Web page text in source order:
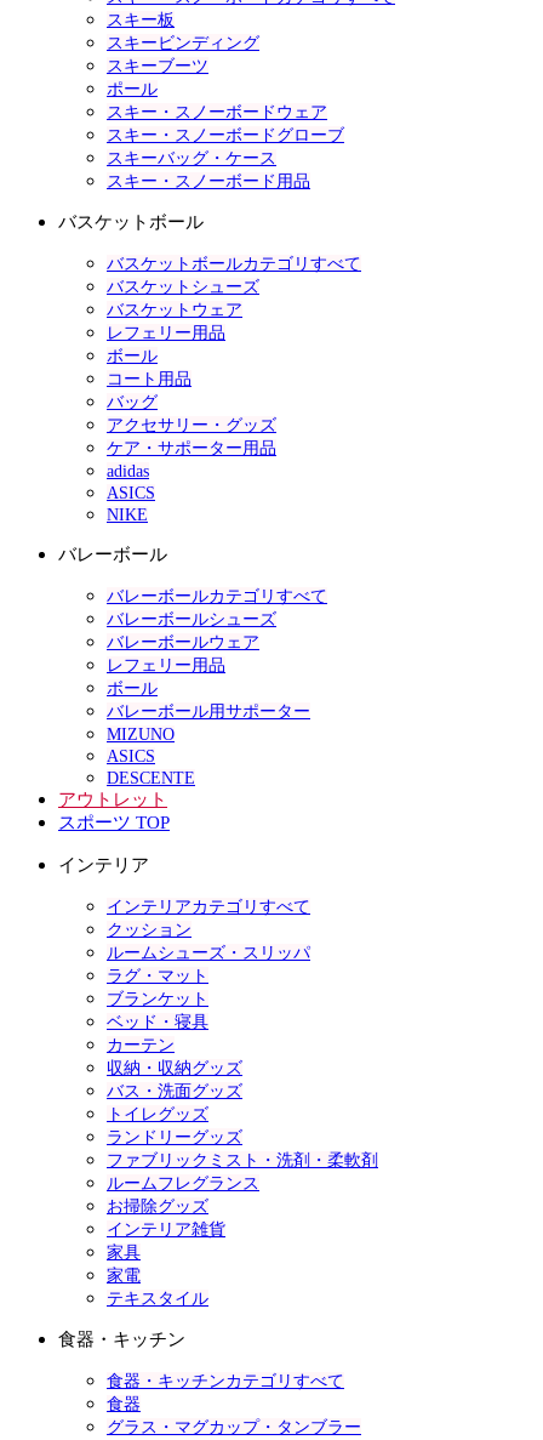
スキー板
スキービンディング
スキーブーツ
ポール
スキー・スノーボードウェア
スキー・スノーボードグローブ
スキーバッグ・ケース
スキー・スノーボード用品
バスケットボール
バスケットボールカテゴリすべて
バスケットシューズ
バスケットウェア
レフェリー用品
ボール
コート用品
バッグ
アクセサリー・グッズ
ケア・サポーター用品
adidas
ASICS
NIKE
バレーボール
バレーボールカテゴリすべて
バレーボールシューズ
バレーボールウェア
レフェリー用品
ボール
バレーボール用サポーター
MIZUNO
ASICS
DESCENTE
アウトレット
スポーツ TOP
インテリア
インテリアカテゴリすべて
クッション
ルームシューズ・スリッパ
ラグ・マット
ブランケット
ベッド・寝具
カーテン
収納・収納グッズ
バス・洗面グッズ
トイレグッズ
ランドリーグッズ
ファブリックミスト・洗剤・柔軟剤
ルームフレグランス
お掃除グッズ
インテリア雑貨
家具
家電
テキスタイル
食器・キッチン
食器・キッチンカテゴリすべて
食器
グラス・マグカップ・タンブラー